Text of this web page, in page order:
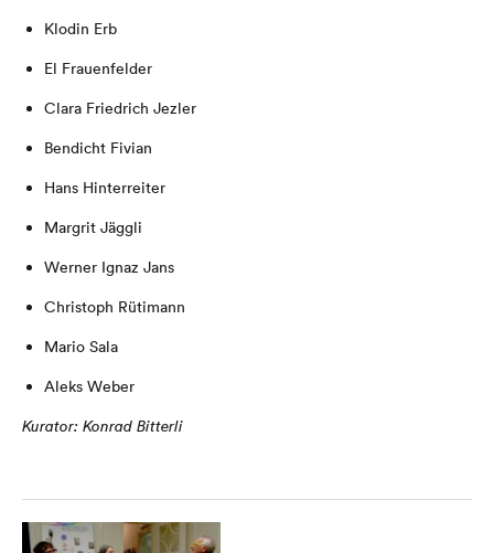
Klodin Erb
El Frauenfelder
Clara Friedrich Jezler
Bendicht Fivian
Hans Hinterreiter
Margrit Jäggli
Werner Ignaz Jans
Christoph Rütimann
Mario Sala
Aleks Weber
Kurator: Konrad Bitterli